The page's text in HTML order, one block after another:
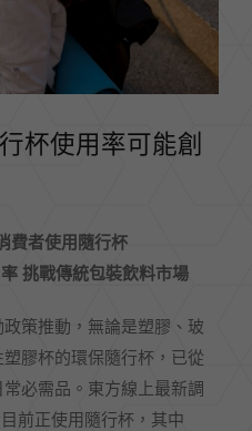
杯使用率可能創
費者使用隨行杯
挑戰傳統包裝飲料市場
策推動，無論是塑膠、玻
膠杯的環保隨行杯，已從
必需品。東方線上最新調
前正使用隨行杯，其中